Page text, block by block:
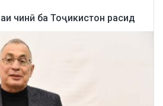
чинӣ ба Тоҷикистон расид